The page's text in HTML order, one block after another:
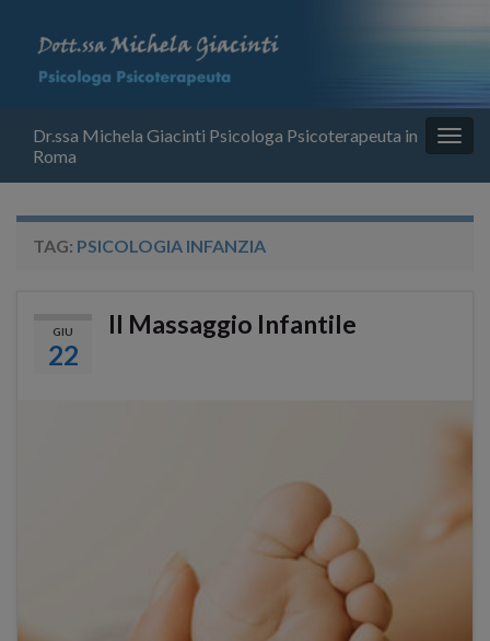
Dr.ssa Michela Giacinti Psicologa Psicoterapeuta in
Roma
TAG: PSICOLOGIA INFANZIA
GIU
22
Il Massaggio Infantile